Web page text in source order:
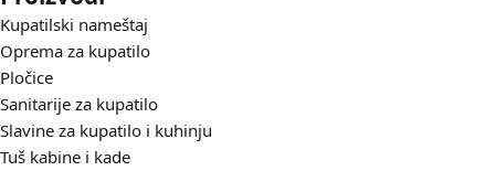
Kupatilski nameštaj
Oprema za kupatilo
Pločice
Sanitarije za kupatilo
Slavine za kupatilo i kuhinju
Tuš kabine i kade